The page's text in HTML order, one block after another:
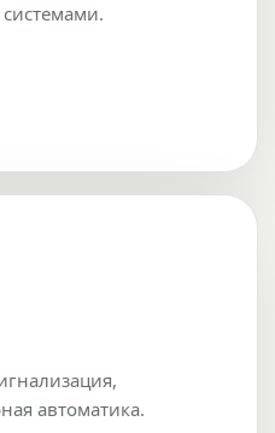
автоматика.